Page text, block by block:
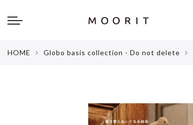
Diary
Yarns
HOME Globo basis collection - Do not delete